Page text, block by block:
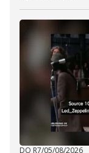
DO R7/05/08/2026